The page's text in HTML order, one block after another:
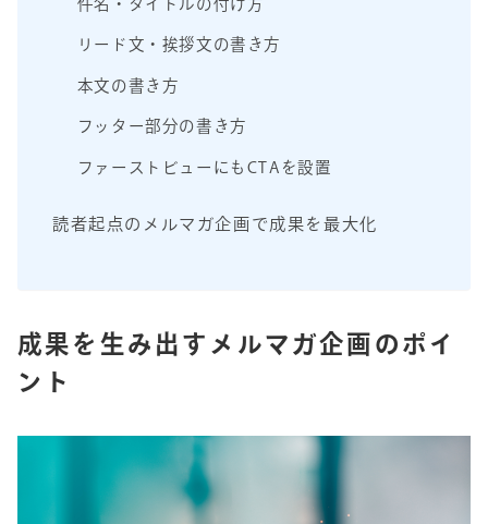
件名・タイトルの付け方
リード文・挨拶文の書き方
本文の書き方
フッター部分の書き方
ファーストビューにもCTAを設置
読者起点のメルマガ企画で成果を最大化
成果を生み出すメルマガ企画のポイ
ント